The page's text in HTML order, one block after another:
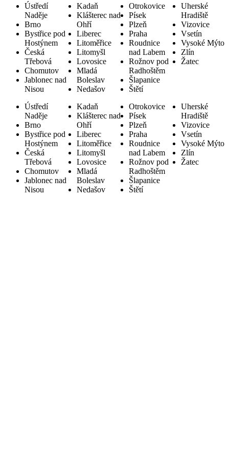
Ústředí
Naděje
Brno
Bystřice pod
Hostýnem
Česká
Třebová
Chomutov
Jablonec nad
Nisou
Kadaň
Klášterec nad
Ohří
Liberec
Litoměřice
Litomyšl
Lovosice
Mladá
Boleslav
Nedašov
Otrokovice
Písek
Plzeň
Praha
Roudnice
nad Labem
Rožnov pod
Radhoštěm
Šlapanice
Štětí
Uherské
Hradiště
Vizovice
Vsetín
Vysoké Mýto
Zlín
Žatec
Ústředí
Naděje
Brno
Bystřice pod
Hostýnem
Česká
Třebová
Chomutov
Jablonec nad
Nisou
Kadaň
Klášterec nad
Ohří
Liberec
Litoměřice
Litomyšl
Lovosice
Mladá
Boleslav
Nedašov
Otrokovice
Písek
Plzeň
Praha
Roudnice
nad Labem
Rožnov pod
Radhoštěm
Šlapanice
Štětí
Uherské
Hradiště
Vizovice
Vsetín
Vysoké Mýto
Zlín
Žatec